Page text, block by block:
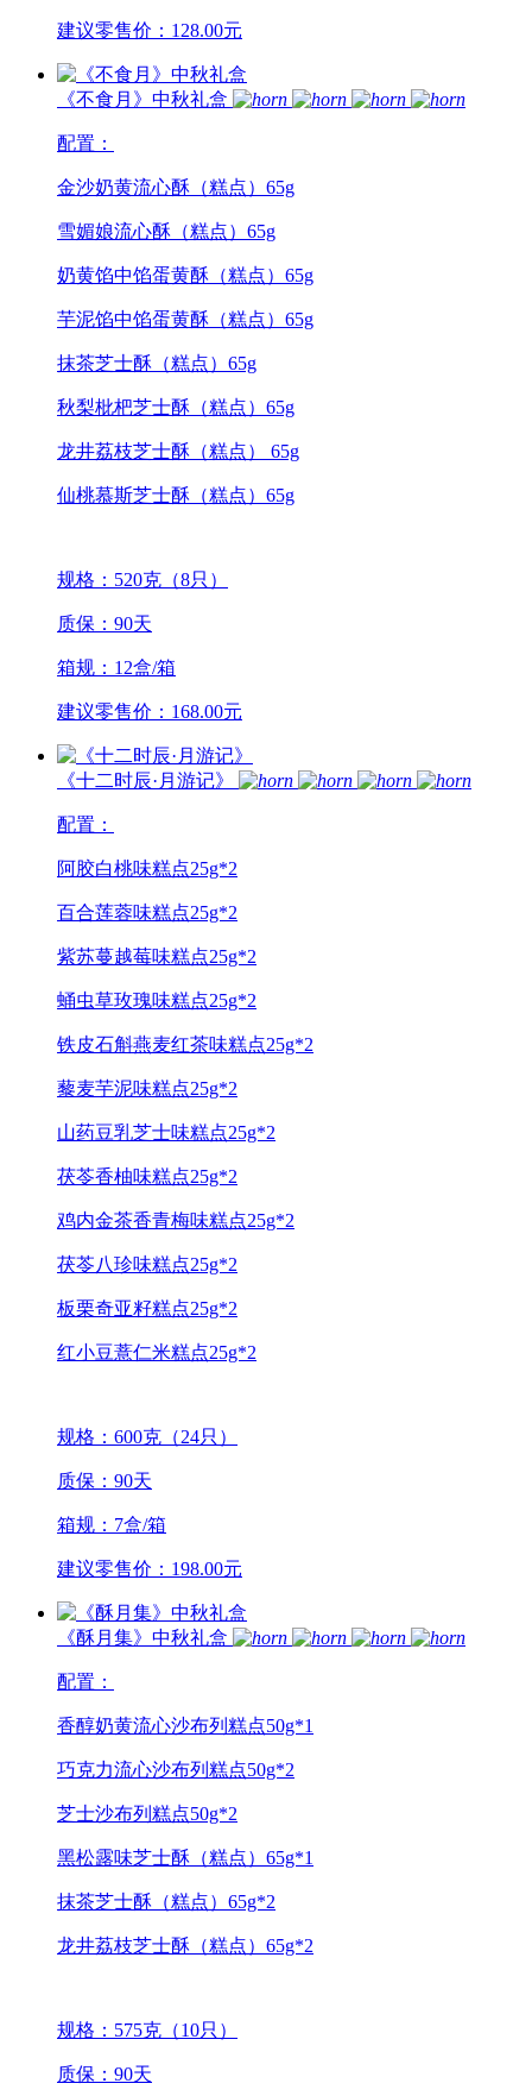
建议零售价：128.00元
《不食月》中秋礼盒
配置：
金沙奶黄流心酥（糕点）65g
雪媚娘流心酥（糕点）65g
奶黄馅中馅蛋黄酥（糕点）65g
芋泥馅中馅蛋黄酥（糕点）65g
抹茶芝士酥（糕点）65g
秋梨枇杷芝士酥（糕点）65g
龙井荔枝芝士酥（糕点） 65g
仙桃慕斯芝士酥（糕点）65g
规格：520克（8只）
质保：90天
箱规：12盒/箱
建议零售价：168.00元
《十二时辰·月游记》
配置：
阿胶白桃味糕点25g*2
百合莲蓉味糕点25g*2
紫苏蔓越莓味糕点25g*2
蛹虫草玫瑰味糕点25g*2
铁皮石斛燕麦红茶味糕点25g*2
藜麦芋泥味糕点25g*2
山药豆乳芝士味糕点25g*2
茯苓香柚味糕点25g*2
鸡内金茶香青梅味糕点25g*2
茯苓八珍味糕点25g*2
板栗奇亚籽糕点25g*2
红小豆薏仁米糕点25g*2
规格：600克（24只）
质保：90天
箱规：7盒/箱
建议零售价：198.00元
《酥月集》中秋礼盒
配置：
香醇奶黄流心沙布列糕点50g*1
巧克力流心沙布列糕点50g*2
芝士沙布列糕点50g*2
黑松露味芝士酥（糕点）65g*1
抹茶芝士酥（糕点）65g*2
龙井荔枝芝士酥（糕点）65g*2
规格：575克（10只）
质保：90天